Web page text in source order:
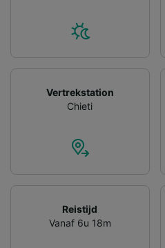
Vertrekstation
Chieti
Reistijd
Vanaf 6u 18m
Wij en onze partners
Precieze
identificatie. Informatie
opslaan en/of openen.
ontwikkeling van diensten.
Partnerlijst (derden)